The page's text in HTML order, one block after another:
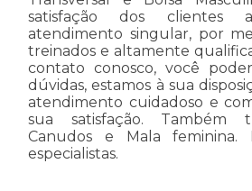
satisfação dos clientes
atendimento singular, por
treinados e altamente
contato conosco, você
dúvidas, estamos à sua
atendimento cuidadoso e
sua satisfação. Também
Canudos e Mala feminina.
especialistas.